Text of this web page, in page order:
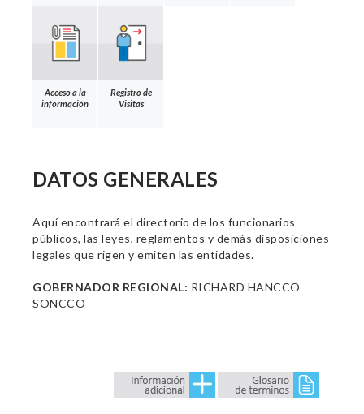
Acceso a la
información
Registro de
Visitas
DATOS GENERALES
Aquí encontrará el directorio de los funcionarios
públicos, las leyes, reglamentos y demás disposiciones
legales que rigen y emiten las entidades.
GOBERNADOR REGIONAL: RICHARD HANCCO
SONCCO